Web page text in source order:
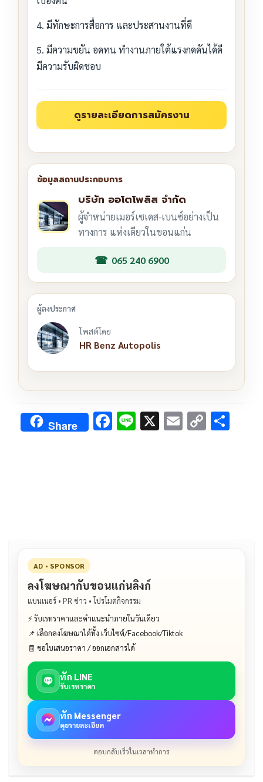
4. มีทักษะการสื่อการ และประสานงานที่ดี
5. มีความขยัน อดทน ทำงานภายใต้แรงกดดันได้ดี
มีความรับผิดชอบ
บริษัท ออโตโพลิส จำกัด
ผู้จำหน่ายเมอร์เซเดส-เบนซ์อย่างเป็น
ทางการ แห่งเดียวในขอนแก่น
065 240 6900
โพสต์โดย
HR Benz Autopolis
Share F Li X E C
AD • SPONSOR
ลงโฆษณากับขอนแก่นลิงก์
แบนเนอร์ • PR ข่าว • โปรโมตกิจกรรม
⚡ รับเรทราคาและคำแนะนำภายในวันเดียว
📌 เลือกลงโฆษณาได้ทั้ง เว็บไซต์/Facebook/Tiktok
🧾 ขอใบเสนอราคา / ออกเอกสารได้
ทัก LINE
รับเรทราคา
ทัก Messenger
คุยรายละเอียด
ตอบกลับเร็วในเวลาทำการ